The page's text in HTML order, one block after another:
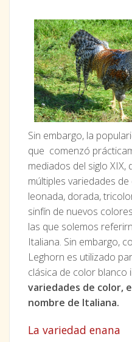
Sin embargo, la
que comenzó
mediados del siglo
múltiples variedades
leonada, dorada,
sinfín de nuevos
las que solemos
Italiana. Sin embargo,
Leghorn es utilizado
clásica de color blanco
variedades de color,
nombre de Italiana.
La variedad enana